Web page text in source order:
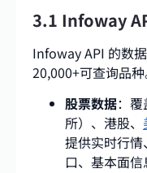
3.1 Infoway
Infoway API 的数
20,000+可查询品种
股票数据：
所）、港股、
提供实时行
口、基本面